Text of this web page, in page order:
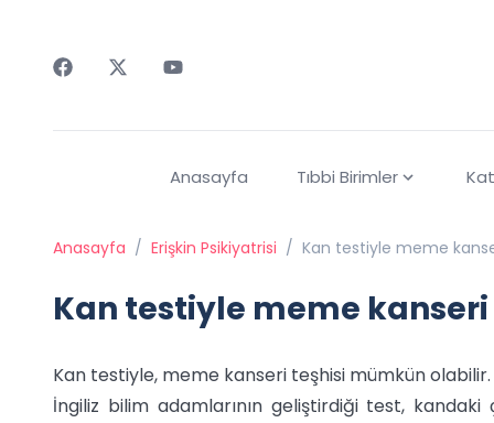
Anasayfa Tıbbi Birimler
Anasayfa / Erişkin Psikiyatrisi / Kan testiyle meme
Kan testiyle meme
Kan testiyle, meme kanseri teşhisi mümkün olabilir.
İngiliz bilim adamlarının geliştirdiği test,